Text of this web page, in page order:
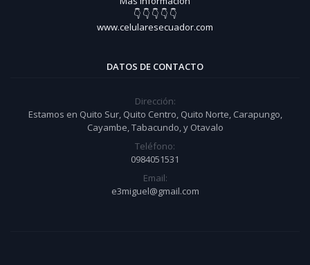
👇 👇 👇 👇 👇
www.celularesecuador.com
DATOS DE CONTACTO
Dirección:
Estamos en Quito Sur, Quito Centro, Quito Norte, Carapungo,
Cayambe, Tabacundo, y Otavalo
Teléfono:
0984051531
Email:
e3miguel@gmail.com